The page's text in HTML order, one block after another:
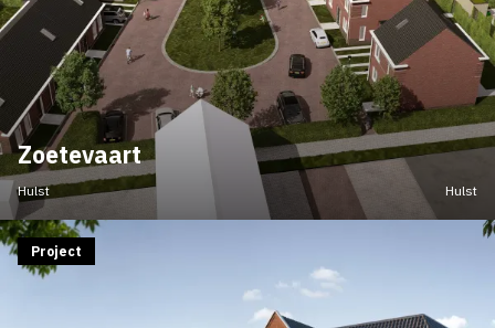
Zoetevaart
Hulst Hulst
Project